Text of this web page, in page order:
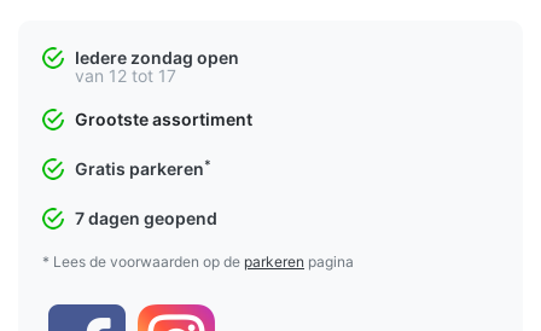
Iedere zondag open
van 12 tot 17
Grootste assortiment
Gratis parkeren*
7 dagen geopend
* Lees de voorwaarden op de parkeren pagina